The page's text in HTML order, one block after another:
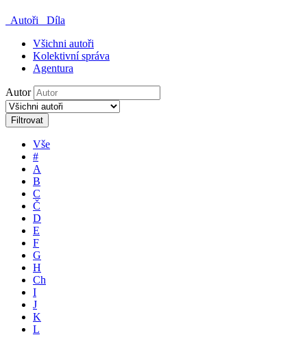
Autoři
Díla
Všichni autoři
Kolektivní správa
Agentura
Autor
Filtrovat
Vše
#
A
B
C
Č
D
E
F
G
H
Ch
I
J
K
L